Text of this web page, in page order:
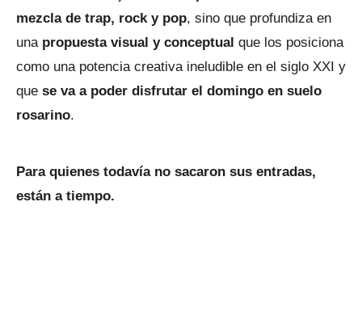
mezcla de trap, rock y pop, sino que profundiza en
unapropuesta visual y conceptual que los posiciona
como una potencia creativa ineludible en el siglo XXI y
que se va a poder disfrutar el domingo en suelo
rosarino.
Para quienes todavía no sacaron sus entradas,
están a tiempo.